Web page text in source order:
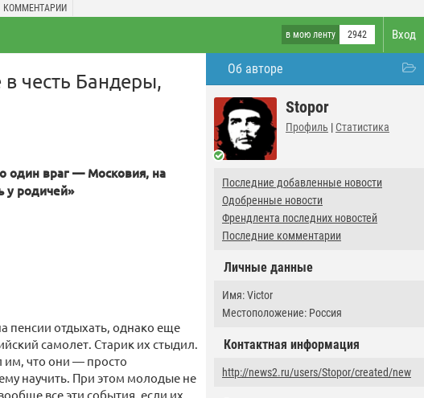
КОММЕНТАРИИ
Вход
в мою ленту 2942
Об авторе
Stopor
Профиль | Статистика
Последние добавленные новости
Одобренные новости
Френдлента последних новостей
Последние комментарии
Личные данные
Имя: Victor
Местоположение: Россия
Контактная информация
http://news2.ru/users/Stopor/created/new
честь Бандеры,
один враг — Московия, на
у родичей»
пенсии отдыхать, однако еще
самолет. Старик их стыдил.
им, что они — просто
научить. При этом молодые не
все эти события, если их